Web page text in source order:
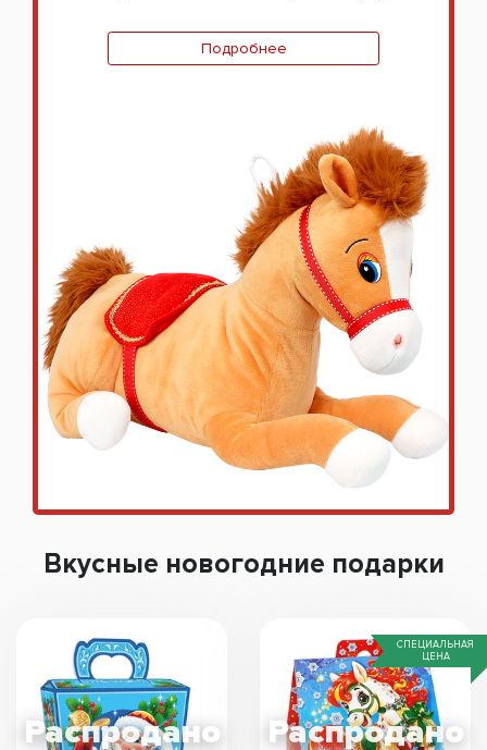
Подробнее
Вкусные новогодние подарки
СПЕЦИАЛЬНАЯ
ЦЕНА